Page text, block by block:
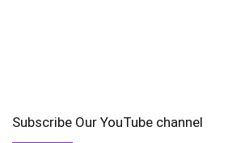
Subscribe Our YouTube channel